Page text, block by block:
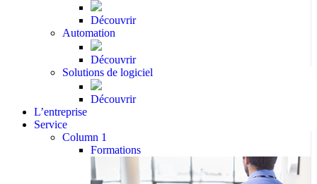
Découvrir
Automation
Découvrir
Solutions de logiciel
Découvrir
L’entreprise
Service
Column 1
Formations